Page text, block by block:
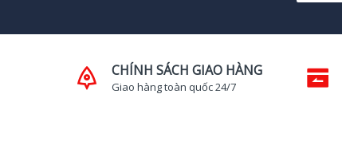
CHÍNH SÁCH GIAO HÀNG
Giao hàng toàn quốc 24/7